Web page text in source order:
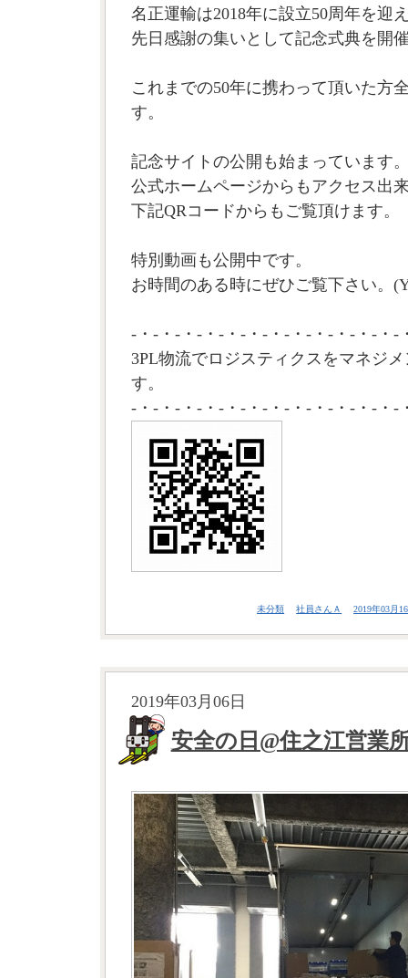
名正運輸は2018年に設立50周年を迎
先日感謝の集いとして記念式典を開
これまでの50年に携わって頂いた方
す。
記念サイトの公開も始まっています
公式ホームページからもアクセス出
下記QRコードからもご覧頂けます。
特別動画も公開中です。
お時間のある時にぜひご覧下さい。
-・-・-・-・-・-・-・-・-・-・-・-・-
3PL物流でロジスティクスをマネジ
す。
-・-・-・-・-・-・-・-・-・-・-・-・-
未分類 社員さんＡ 2019年03月
2019年03月06日
安全の日@住之江営業